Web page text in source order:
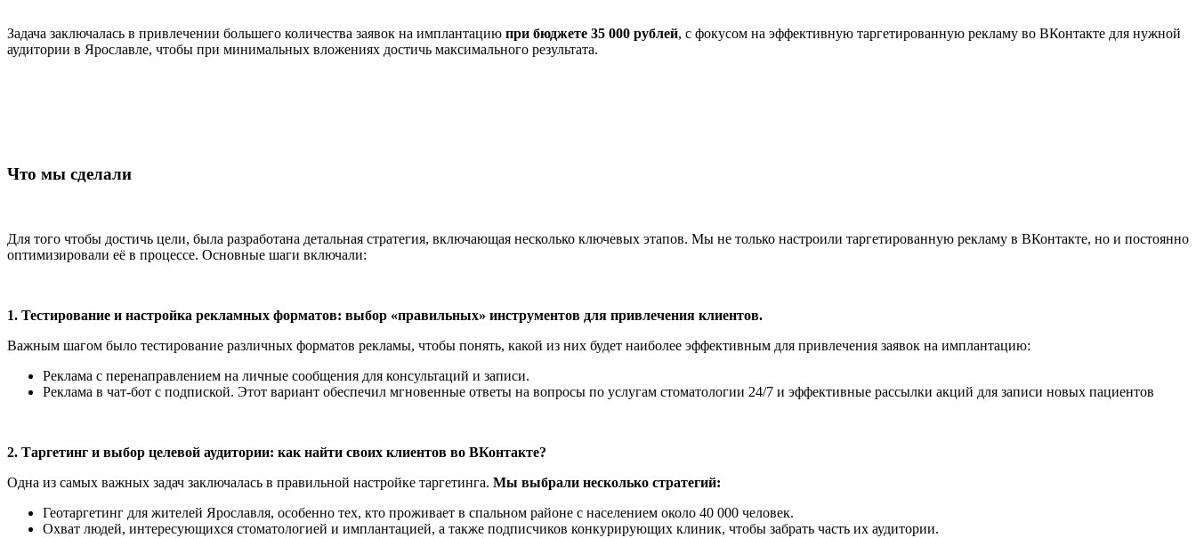
Задача заключалась в привлечении большего количества заявок на имплантацию при бюджете 35 000 рублей, с фокусом на эффективную таргетированную рекламу во ВКонтакте для нужной
аудитории в Ярославле, чтобы при минимальных вложениях достичь максимального результата.
Что мы сделали
Для того чтобы достичь цели, была разработана детальная стратегия, включающая несколько ключевых этапов. Мы не только настроили таргетированную рекламу в ВКонтакте, но и постоянно
оптимизировали её в процессе. Основные шаги включали:
1. Тестирование и настройка рекламных форматов: выбор «правильных» инструментов для привлечения клиентов.
Важным шагом было тестирование различных форматов рекламы, чтобы понять, какой из них будет наиболее эффективным для привлечения заявок на имплантацию:
Реклама с перенаправлением на личные сообщения для консультаций и записи.
Реклама в чат-бот с подпиской. Этот вариант обеспечил мгновенные ответы на вопросы по услугам стоматологии 24/7 и эффективные рассылки акций для записи новых пациентов
2. Таргетинг и выбор целевой аудитории: как найти своих клиентов во ВКонтакте?
Одна из самых важных задач заключалась в правильной настройке таргетинга. Мы выбрали несколько стратегий:
Геотаргетинг для жителей Ярославля, особенно тех, кто проживает в спальном районе с населением около 40 000 человек.
Охват людей, интересующихся стоматологией и имплантацией, а также подписчиков конкурирующих клиник, чтобы забрать часть их аудитории.